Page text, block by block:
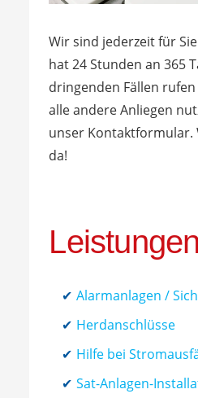
Wir sind jederzeit für
hat 24 Stunden an 365
dringenden Fällen
alle andere Anliegen
unser Kontaktformular.
da!
Leistungen
Alarmanlagen /
Herdanschlüsse
Hilfe bei
Sat-Anlagen-